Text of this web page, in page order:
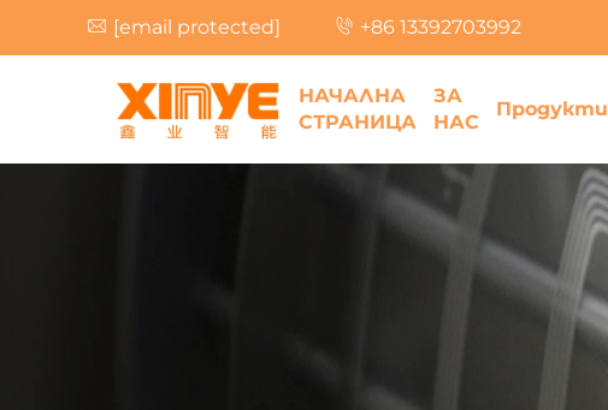
[email protected] +86 13392703992
НАЧАЛНА
СТРАНИЦА
ЗА
НАС
Продукти